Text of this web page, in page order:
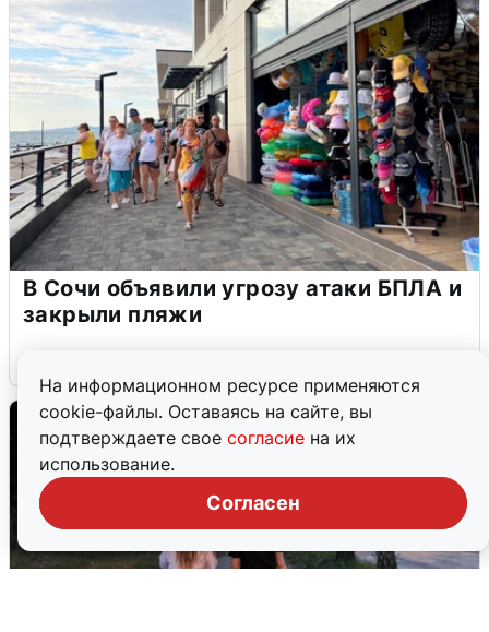
На информационном ресурсе применяются
cookie-файлы. Оставаясь на сайте, вы
подтверждаете свое согласие на их
использование.
Согласен
В Сочи объявили угрозу атаки БПЛА и
закрыли пляжи